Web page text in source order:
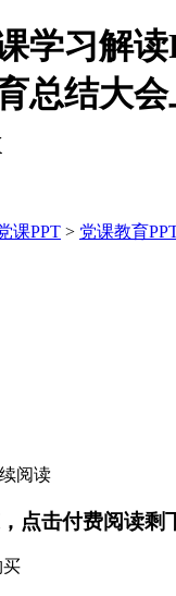
学习解
总结大
课PPT > 党课教育
阅读
点击付费阅读剩
买